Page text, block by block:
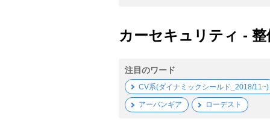
カーセキュリティ - 整
注目のワード
CV系(ダイナミックシールド_2018/11~)
アーバンギア ローデスト